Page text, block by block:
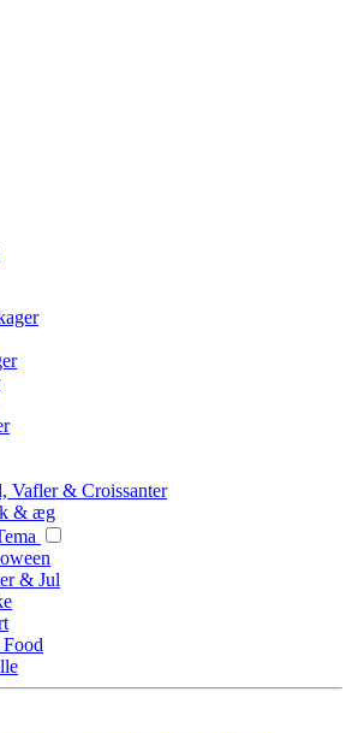
Vafler & Croissanter
& æg
& Jul
Food